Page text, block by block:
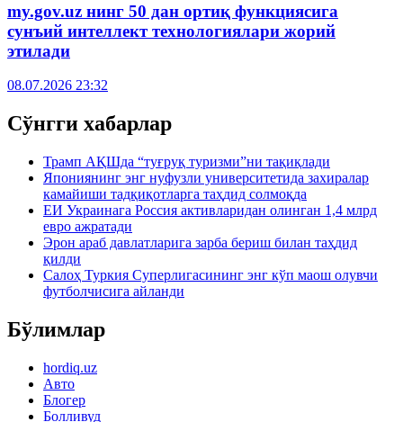
my.gov.uz нинг 50 дан ортиқ функциясига
сунъий интеллект технологиялари жорий
этилади
08.07.2026 23:32
Сўнгги хабарлар
Трамп АҚШда “туғруқ туризми”ни тақиқлади
Япониянинг энг нуфузли университетида захиралар
камайиши тадқиқотларга таҳдид солмоқда
ЕИ Украинага Россия активларидан олинган 1,4 млрд
евро ажратади
Эрон араб давлатларига зарба бериш билан таҳдид
қилди
Салоҳ Туркия Суперлигасининг энг кўп маош олувчи
футболчисига айланди
Бўлимлар
hordiq.uz
Авто
Блогер
Болливуд